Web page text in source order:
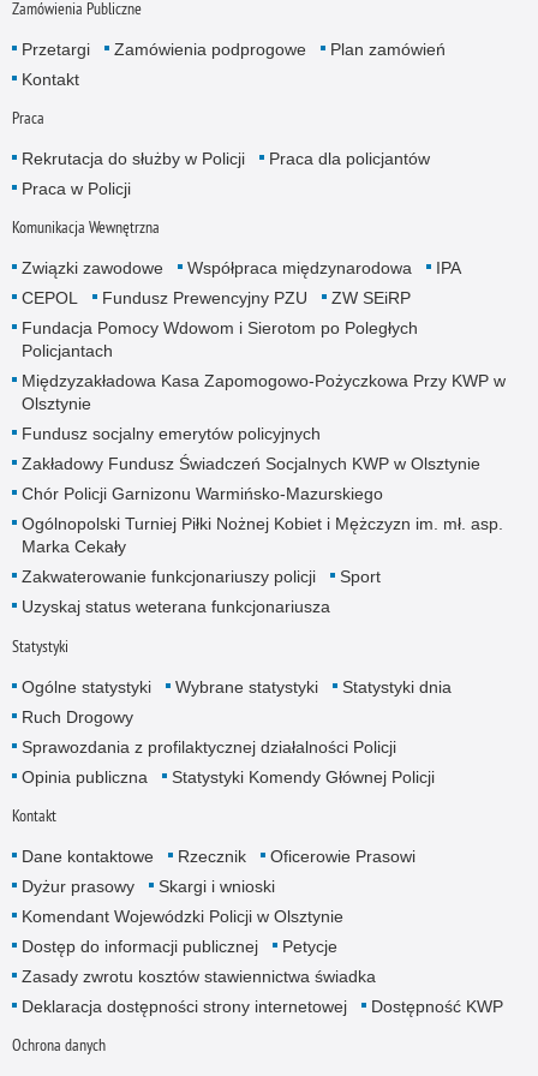
Zamówienia Publiczne
Przetargi Zamówienia podprogowe
Plan zamówień
Kontakt
Praca
Rekrutacja do służby w Policji
Praca dla policjantów
Praca w Policji
Komunikacja Wewnętrzna
Związki zawodowe Współpraca międzynarodowa
IPA
CEPOL
Fundusz Prewencyjny PZU
ZW SEiRP
Fundacja Pomocy Wdowom i Sierotom po Poległych
Policjantach
Międzyzakładowa Kasa Zapomogowo-Pożyczkowa Przy KWP w
Olsztynie
Fundusz socjalny emerytów policyjnych
Zakładowy Fundusz Świadczeń Socjalnych KWP w Olsztynie
Chór Policji Garnizonu Warmińsko-Mazurskiego
Ogólnopolski Turniej Piłki Nożnej Kobiet i Mężczyzn im. mł. asp.
Marka Cekały
Zakwaterowanie funkcjonariuszy policji
Sport
Uzyskaj status weterana funkcjonariusza
Statystyki
Ogólne statystyki Wybrane statystyki
Statystyki dnia
Ruch Drogowy
Sprawozdania z profilaktycznej działalności Policji
Opinia publiczna
Statystyki Komendy Głównej Policji
Kontakt
Dane kontaktowe Rzecznik
Oficerowie Prasowi
Dyżur prasowy
Skargi i wnioski
Komendant Wojewódzki Policji w Olsztynie
Dostęp do informacji publicznej
Petycje
Zasady zwrotu kosztów stawiennictwa świadka
Deklaracja dostępności strony internetowej
Dostępność KWP
Ochrona danych